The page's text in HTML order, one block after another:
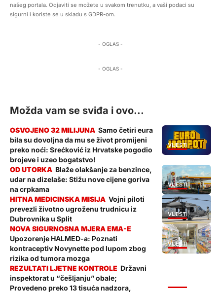
našeg portala. Odjaviti se možete u svakom trenutku, a vaši podaci su
sigurni i koriste se u skladu s GDPR-om.
- OGLAS -
- OGLAS -
Možda vam se sviđa i ovo...
VIJESTI
Samo četiri eura
bila su dovoljna da mu se život promijeni
preko noći: Srećković iz Hrvatske pogodio
brojeve i uzeo bogatstvo!
VIJESTI
Blaže olakšanje za benzince,
udar na dizelaše: Stižu nove cijene goriva
na crpkama
VIJESTI
Vojni piloti
prevezli životno ugroženu trudnicu iz
Dubrovnika u Split
VIJESTI
Upozorenje HALMED-a: Poznati
kontraceptiv Novynette pod lupom zbog
rizika od tumora mozga
Državni
inspektorat u “češljanju” obale;
Provedeno preko 13 tisuća nadzora,